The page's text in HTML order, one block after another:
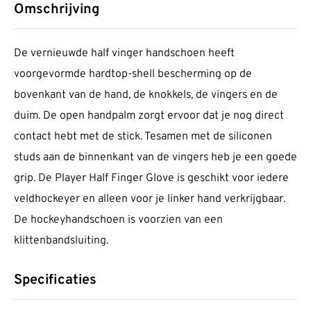
Omschrijving
De vernieuwde half vinger handschoen heeft
voorgevormde hardtop-shell bescherming op de
bovenkant van de hand, de knokkels, de vingers en de
duim. De open handpalm zorgt ervoor dat je nog direct
contact hebt met de stick. Tesamen met de siliconen
studs aan de binnenkant van de vingers heb je een goede
grip. De Player Half Finger Glove is geschikt voor iedere
veldhockeyer en alleen voor je linker hand verkrijgbaar.
De hockeyhandschoen is voorzien van een
klittenbandsluiting.
Specificaties